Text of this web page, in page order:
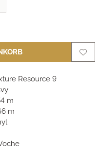
Resource 9
m
m